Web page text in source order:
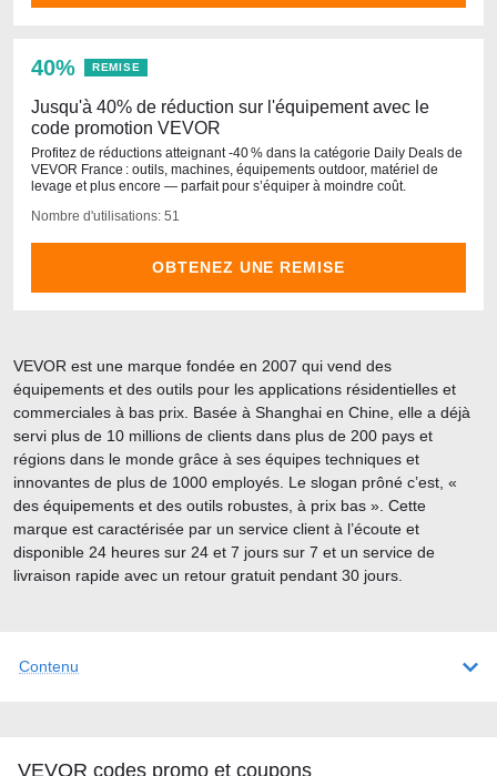
40% REMISE
Jusqu'à 40% de réduction sur l'équipement avec le
code promotion VEVOR
Profitez de réductions atteignant ‑40 % dans la catégorie Daily Deals de
VEVOR France : outils, machines, équipements outdoor, matériel de
levage et plus encore — parfait pour s’équiper à moindre coût.
Nombre d'utilisations: 51
OBTENEZ UNE REMISE
Contenu
VEVOR codes promo et coupons
VEVOR est une marque fondée en 2007 qui vend des
équipements et des outils pour les applications résidentielles et
commerciales à bas prix. Basée à Shanghai en Chine, elle a déjà
servi plus de 10 millions de clients dans plus de 200 pays et
régions dans le monde grâce à ses équipes techniques et
innovantes de plus de 1000 employés. Le slogan prôné c’est, «
des équipements et des outils robustes, à prix bas ». Cette
marque est caractérisée par un service client à l’écoute et
disponible 24 heures sur 24 et 7 jours sur 7 et un service de
livraison rapide avec un retour gratuit pendant 30 jours.